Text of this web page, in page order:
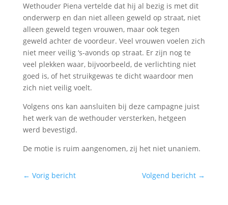
Wethouder Piena vertelde dat hij al bezig is met dit
onderwerp en dan niet alleen geweld op straat, niet
alleen geweld tegen vrouwen, maar ook tegen
geweld achter de voordeur. Veel vrouwen voelen zich
niet meer veilig ‘s-avonds op straat. Er zijn nog te
veel plekken waar, bijvoorbeeld, de verlichting niet
goed is, of het struikgewas te dicht waardoor men
zich niet veilig voelt.
Volgens ons kan aansluiten bij deze campagne juist
het werk van de wethouder versterken, hetgeen
werd bevestigd.
De motie is ruim aangenomen, zij het niet unaniem.
← Vorig bericht Volgend bericht →